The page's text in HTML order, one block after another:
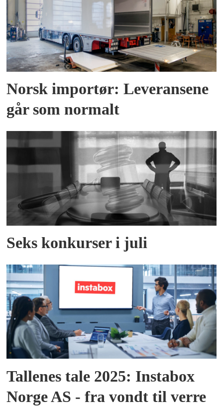
Norsk importør: Leveransene
går som normalt
Seks konkurser i juli
Tallenes tale 2025: Instabox
Norge AS - fra vondt til verre